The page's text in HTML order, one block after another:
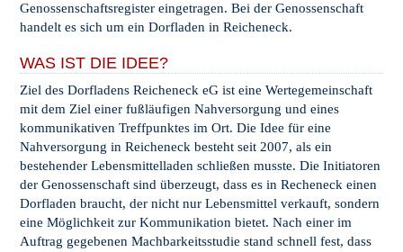
Genossenschaftsregister eingetragen. Bei der Genossenschaft
handelt es sich um ein Dorfladen in Reicheneck.
WAS IST DIE IDEE?
Ziel des Dorfladens Reicheneck eG ist eine Wertegemeinschaft
mit dem Ziel einer fußläufigen Nahversorgung und eines
kommunikativen Treffpunktes im Ort. Die Idee für eine
Nahversorgung in Reicheneck besteht seit 2007, als ein
bestehender Lebensmittelladen schließen musste. Die Initiatoren
der Genossenschaft sind überzeugt, dass es in Recheneck einen
Dorfladen braucht, der nicht nur Lebensmittel verkauft, sondern
eine Möglichkeit zur Kommunikation bietet. Nach einer im
Auftrag gegebenen Machbarkeitsstudie stand schnell fest, dass